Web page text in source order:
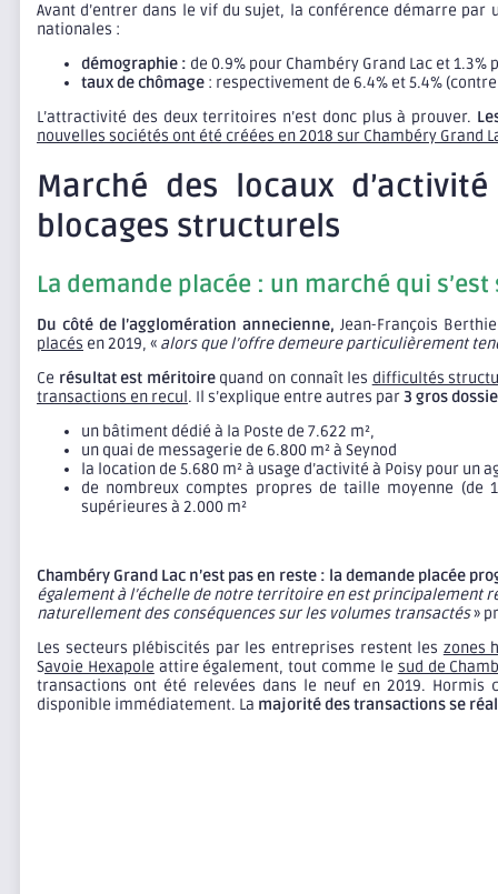
Avant d’entrer dans le vif du sujet, la conférence démarre par
nationales :
démographie : de 0.9% pour Chambéry Grand Lac et
taux de chômage : respectivement de 6.4% et 5.4%
L’attractivité des deux territoires n’est donc plus à prouver.
nouvelles sociétés ont été créées en 2018 sur Chambéry Grand
Marché des locaux
blocages structurels
La demande placée : un marché qui
Du côté de l’agglomération annecienne, Jean-François
placés en 2019, « alors que l’offre demeure particulièrement
Ce résultat est méritoirequand on connaît les difficultés
transactions en recul. Il s’explique entre autres par3 gros
un bâtiment dédié à la Poste de 7.622 m²,
un quai de messagerie de 6.800 m² à Seynod
la location de 5.680 m² à usage d’activité à Poisy pour un
de nombreux comptes propres de taille moyenne (de
supérieures à 2.000 m²
Chambéry Grand Lac n’est pas en reste : la demande placée
également à l’échelle de notre territoire en est principalement
naturellement des conséquences sur les volumes transactés»
Les secteurs plébiscités par les entreprises restent les zones
Savoie Hexapole attire également, tout comme le sud de
transactions ont été relevées dans le neuf en 2019. Hormis
disponible immédiatement. La majorité des transactions se